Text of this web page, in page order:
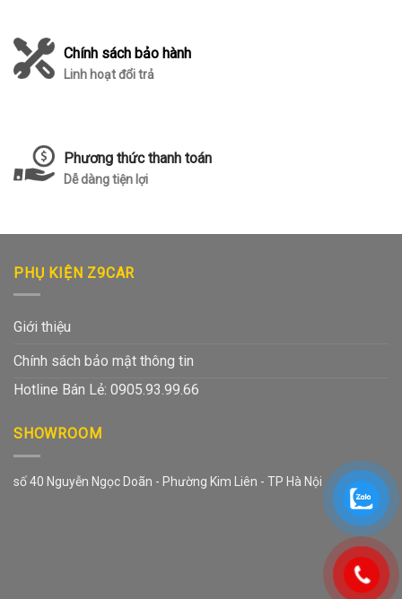
Chính sách bảo hành
Linh hoạt đổi trả
Phương thức thanh toán
Dễ dàng tiện lợi
PHỤ KIỆN Z9CAR
Giới thiệu
Chính sách bảo mật thông tin
Hotline Bán Lẻ: 0905.93.99.66
SHOWROOM
số 40 Nguyễn Ngọc Doãn - Phường Kim Liên - TP Hà Nội